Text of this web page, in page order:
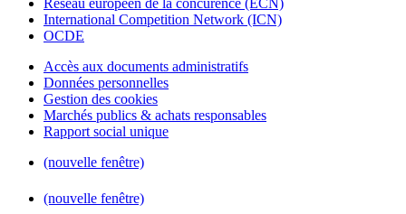
Réseau européen de la concurence (ECN)
International Competition Network (ICN)
OCDE
Accès aux documents administratifs
Données personnelles
Gestion des cookies
Marchés publics & achats responsables
Rapport social unique
(nouvelle fenêtre)
(nouvelle fenêtre)